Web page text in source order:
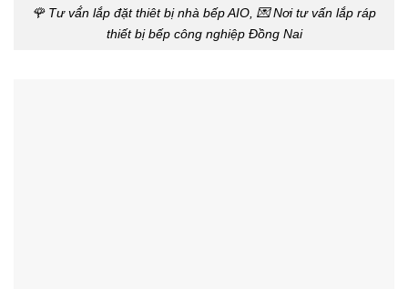
🌹 Tư vấ́n lắp đặt thiêt bị nhà bếp AIO, 💌 Nơi tư vấn lắp ráp
thiết bị bếp công nghiệp Đồng Nai